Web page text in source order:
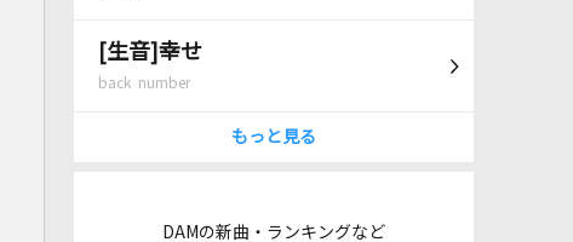
[生音]幸せ
back number
もっと見る
DAMの新曲・ランキングなど